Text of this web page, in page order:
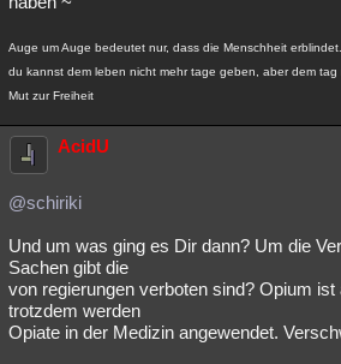
Auge um Auge bedeutet nur, dass die Menschheit erblindet.
du kannst dem leben nicht mehr tage geben, aber dem tag
Mut zur Freiheit
AcidU
@schiriki
Und um was ging es Dir dann? Um die
Sachen gibt die
von regierungen verboten sind? Opium ist
trotzdem werden
Opiate in der Medizin angewendet.